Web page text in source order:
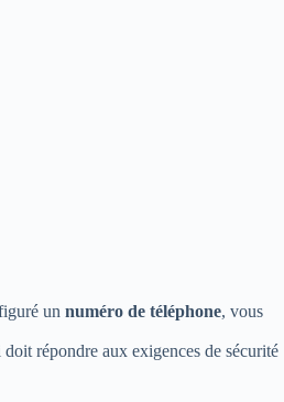
un numéro de téléphone, vous
répondre aux exigences de sécurité